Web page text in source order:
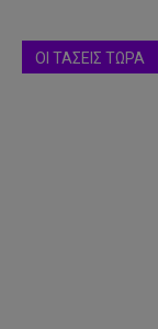
ΟΙ ΤΑΣΕΙΣ ΤΩΡΑ